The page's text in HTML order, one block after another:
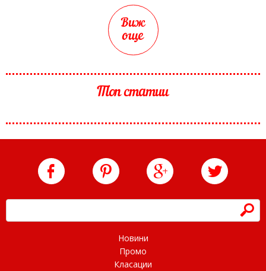
Виж
още
Топ статии
h
Новини
Промо
Класации